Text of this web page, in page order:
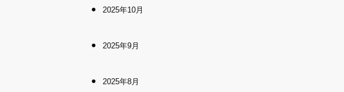
2025年10月
2025年9月
2025年8月